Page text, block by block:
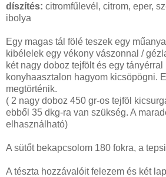
díszítés: citromfűlevél, citrom, eper,
ibolya
Egy magas tál fölé teszek egy
kibélelek egy vékony vászonnal /
két nagy doboz tejfölt és egy tányérral
konyhaasztalon hagyom kicsöpögni.
megtörténik.
( 2 nagy doboz 450 gr-os tejföl
ebből 35 dkg-ra van szükség. A
elhasználható)
A sütőt bekapcsolom 180 fokra, a
A tészta hozzávalóit felezem és két